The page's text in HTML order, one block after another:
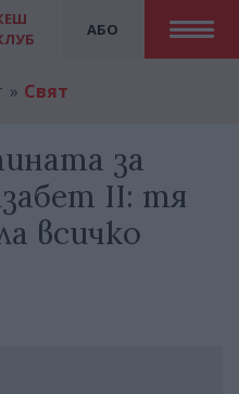
АБО
Свят
за
ІІ: тя
всичко